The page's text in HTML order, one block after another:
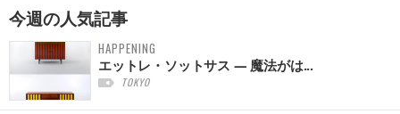
今週の人気記事
HAPPENING
エットレ・ソットサス — 魔法がは...
TOKYO